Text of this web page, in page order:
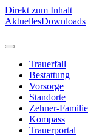
Direkt zum Inhalt
AktuellesDownloads
Trauerfall
Bestattung
Vorsorge
Standorte
Zehner-Familie
Kompass
Trauerportal